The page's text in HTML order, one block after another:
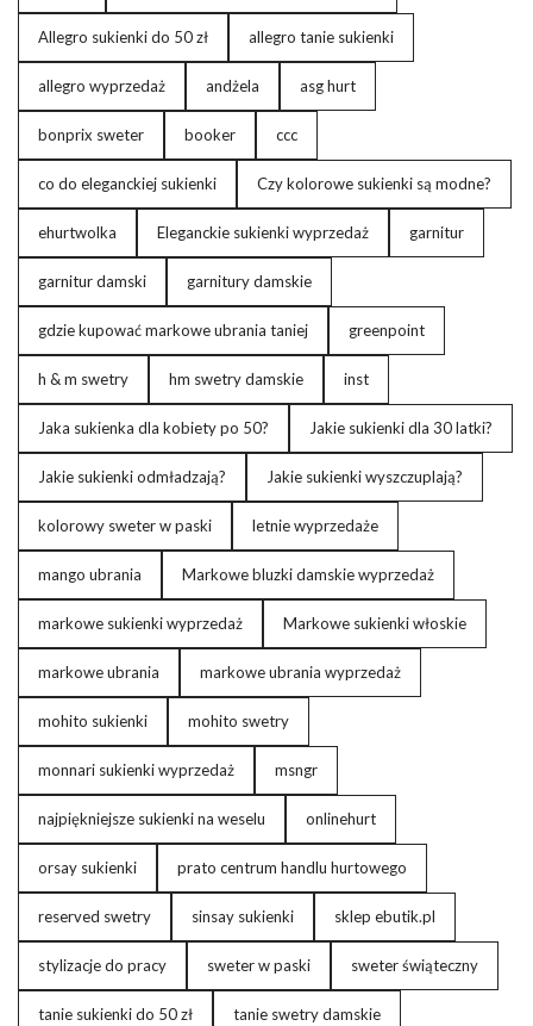
Allegro sukienki do 50 zł allegro tanie sukienki
allegro wyprzedaż andżela asg hurt
bonprix sweter booker ccc
co do eleganckiej sukienki Czy kolorowe sukienki są modne?
ehurtwolka Eleganckie sukienki wyprzedaż garnitur
garnitur damski garnitury damskie
gdzie kupować markowe ubrania taniej greenpoint
h & m swetry hm swetry damskie inst
Jaka sukienka dla kobiety po 50? Jakie sukienki dla 30 latki?
Jakie sukienki odmładzają? Jakie sukienki wyszczuplają?
kolorowy sweter w paski letnie wyprzedaże
mango ubrania Markowe bluzki damskie wyprzedaż
markowe sukienki wyprzedaż Markowe sukienki włoskie
markowe ubrania markowe ubrania wyprzedaż
mohito sukienki mohito swetry
monnari sukienki wyprzedaż msngr
najpiękniejsze sukienki na weselu onlinehurt
orsay sukienki prato centrum handlu hurtowego
reserved swetry sinsay sukienki sklep ebutik.pl
stylizacje do pracy sweter w paski sweter świąteczny
tanie sukienki do 50 zł tanie swetry damskie